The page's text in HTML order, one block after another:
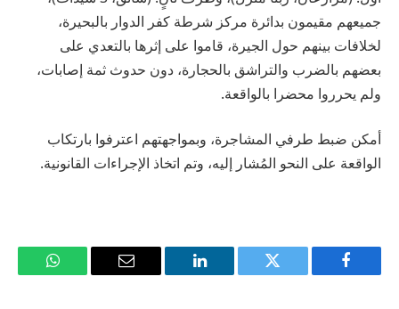
جميعهم مقيمون بدائرة مركز شرطة كفر الدوار بالبحيرة،
لخلافات بينهم حول الجيرة، قاموا على إثرها بالتعدي على
بعضهم بالضرب والتراشق بالحجارة، دون حدوث ثمة إصابات،
ولم يحرروا محضرا بالواقعة.
أمكن ضبط طرفي المشاجرة، وبمواجهتهم اعترفوا بارتكاب
الواقعة على النحو المُشار إليه، وتم اتخاذ الإجراءات القانونية.
فيسبوك تويتر لينكدإن
البريد
واتساب